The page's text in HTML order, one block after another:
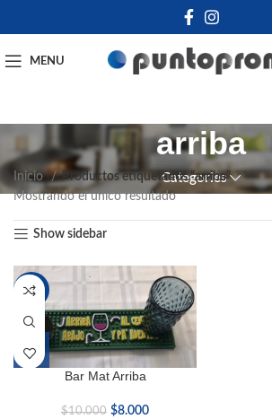
MENU
arriba
Categories
Inicio
Productos etiquetados “arriba”
Mostrando el único resultado
Show sidebar
-20%
Bar Mat Arriba
$10.000 $8.000